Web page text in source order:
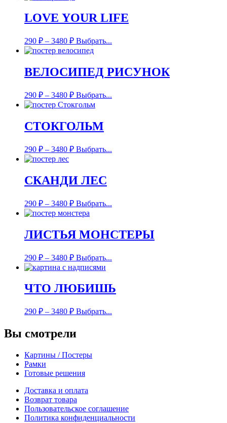
LOVE YOUR LIFE
290 ₽ – 3480 ₽ Выбрать...
ВЕЛОСИПЕД РИСУНОК
290 ₽ – 3480 ₽ Выбрать...
СТОКГОЛЬМ
290 ₽ – 3480 ₽ Выбрать...
СКАНДИ ЛЕС
290 ₽ – 3480 ₽ Выбрать...
ЛИСТЬЯ МОНСТЕРЫ
290 ₽ – 3480 ₽ Выбрать...
ЧТО ЛЮБИШЬ
290 ₽ – 3480 ₽ Выбрать...
Вы смотрели
Картины / Постеры
Рамки
Готовые решения
Доставка и оплата
Возврат товара
Пользовательское соглашение
Политика конфиденциальности